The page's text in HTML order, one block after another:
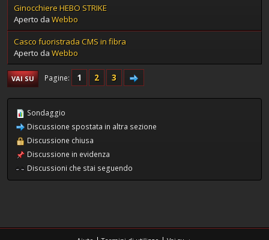
Ginocchiere HEBO STRIKE
Aperto da Webbo
Casco fuoristrada CMS in fibra
Aperto da Webbo
VAI SU Pagine 1 2 3
Sondaggio
Discussione spostata in altra sezione
Discussione chiusa
Discussione in evidenza
Discussioni che stai seguendo